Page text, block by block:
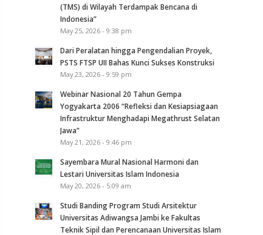
(TMS) di Wilayah Terdampak Bencana di
Indonesia”
May 25, 2026 - 9:38 pm
Dari Peralatan hingga Pengendalian Proyek,
PSTS FTSP UII Bahas Kunci Sukses Konstruksi
May 23, 2026 - 9:59 pm
Webinar Nasional 20 Tahun Gempa
Yogyakarta 2006 “Refleksi dan Kesiapsiagaan
Infrastruktur Menghadapi Megathrust Selatan
Jawa”
May 21, 2026 - 9:46 pm
Sayembara Mural Nasional Harmoni dan
Lestari Universitas Islam Indonesia
May 20, 2026 - 5:09 am
Studi Banding Program Studi Arsitektur
Universitas Adiwangsa Jambi ke Fakultas
Teknik Sipil dan Perencanaan Universitas Islam